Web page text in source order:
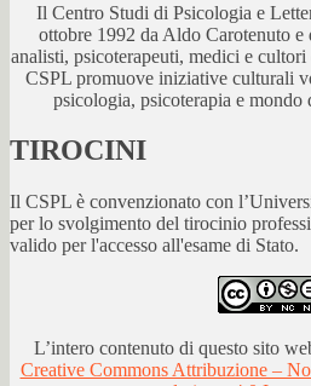
Il Centro Studi di Psicologia e
ottobre 1992 da Aldo Carotenuto
analisti, psicoterapeuti, medici e
CSPL promuove iniziative culturali
psicologia, psicoterapia e mondo
TIROCINI
Il CSPL è convenzionato con
per lo svolgimento del tirocinio
valido per l'accesso all'esame di Stato.
L’intero contenuto di questo sito
Creative Commons Attribuzione –